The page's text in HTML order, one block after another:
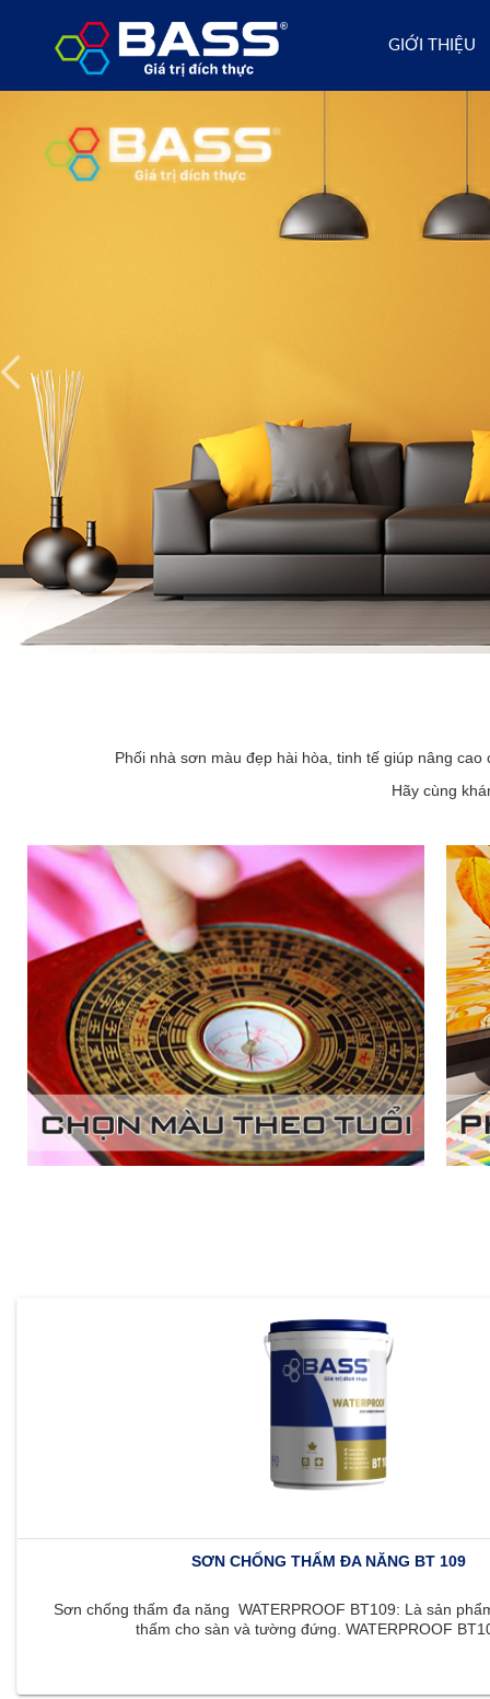
GIỚI THIỆU
Phối nhà sơn màu đẹp hài hòa, tinh tế giúp nâng
Hãy cùng
SƠN CHỐNG THẤM ĐA NĂNG BT 109
Sơn chống thấm đa năng WATERPROOF BT109: Là sản
thấm cho sàn và tường đứng. WATERPROOF